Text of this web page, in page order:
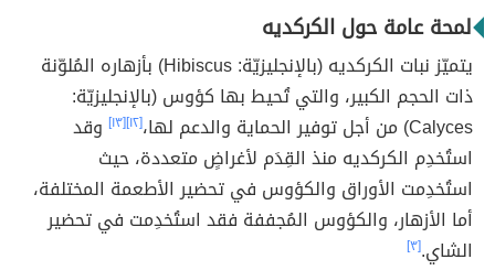
لمحة عامة حول الكركديه
يتميّز نبات الكركديه (بالإنجليزيّة: Hibiscus) بأزهاره المُلوّنة
ذات الحجم الكبير، والتي تُحيط بها كؤوس (بالإنجليزيّة:
Calyces) من أجل توفير الحماية والدعم لها،
[١٢] [١٣]
وقد
استُخدِم الكركديه منذ القِدَم لأغراضٍ متعددة، حيث
استُخدِمت الأوراق والكؤوس في تحضير الأطعمة المختلفة،
أما الأزهار، والكؤوس المُجففة فقد استُخدِمت في تحضير
الشاي.[٣]